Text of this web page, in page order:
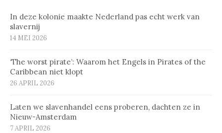
In deze kolonie maakte Nederland pas echt werk van
slavernij
14 MEI 2026
‘The worst pirate’: Waarom het Engels in Pirates of the
Caribbean niet klopt
26 APRIL 2026
Laten we slavenhandel eens proberen, dachten ze in
Nieuw-Amsterdam
7 APRIL 2026